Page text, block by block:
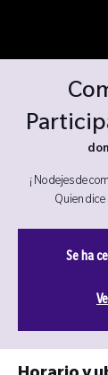
¡ No dejes de
Quien dice
Se ha